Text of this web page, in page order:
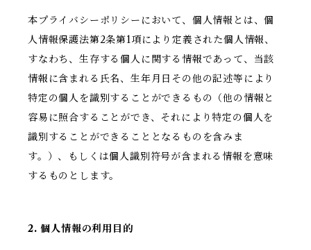
本プライバシーポリシーにおいて、個人情報とは、個
人情報保護法第2条第1項により定義された個人情報、
すなわち、生存する個人に関する情報であって、当該
情報に含まれる氏名、生年月日その他の記述等により
特定の個人を識別することができるもの（他の情報と
容易に照合することができ、それにより特定の個人を
識別することができることとなるものを含みま
す。）、もしくは個人識別符号が含まれる情報を意味
するものとします。
2. 個人情報の利用目的